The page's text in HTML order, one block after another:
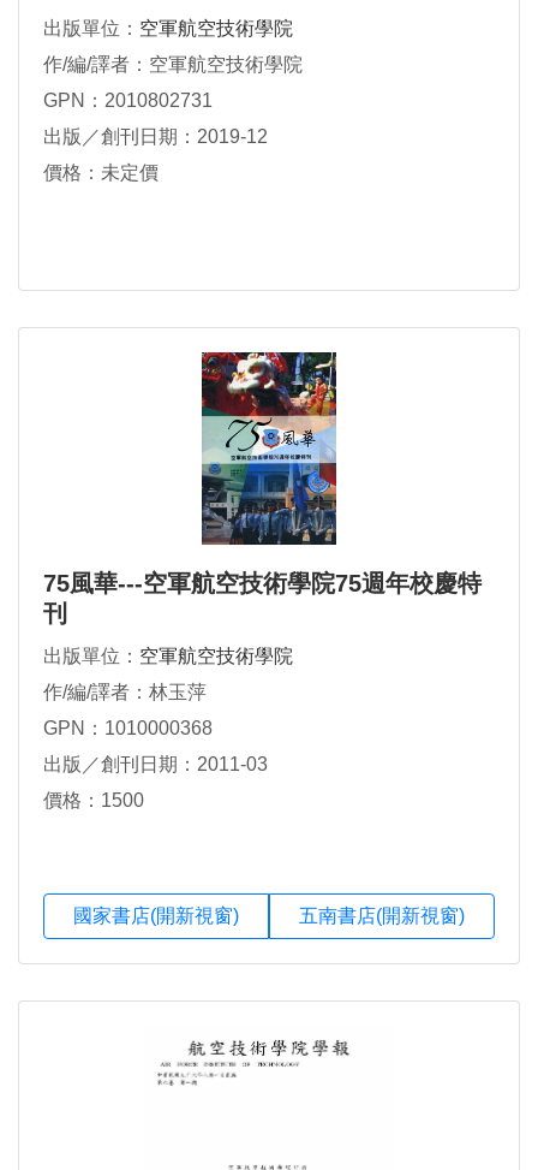
出版單位： 空軍航空技術學院
作/編/譯者：空軍航空技術學院
GPN：2010802731
出版／創刊日期：2019-12
價格：未定價
75風華---空軍航空技術學院75週年校慶特
刊
出版單位： 空軍航空技術學院
作/編/譯者：林玉萍
GPN：1010000368
出版／創刊日期：2011-03
價格：1500
國家書店(開新視窗) 五南書店(開新視窗)